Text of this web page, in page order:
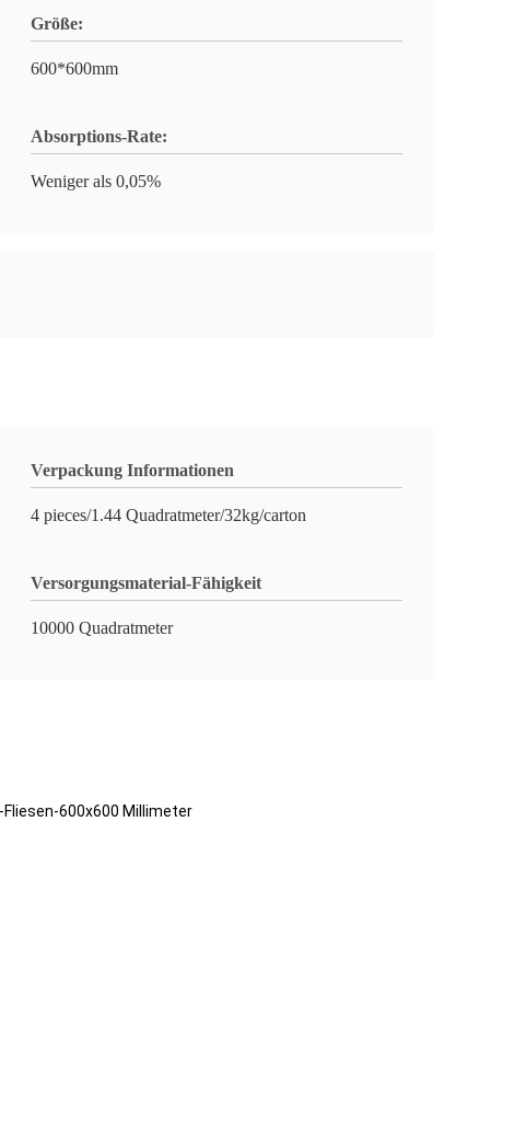
Größe:
600*600mm
Absorptions-Rate:
Weniger als 0,05%
Verpackung Informationen
4 pieces/1.44 Quadratmeter/32kg/carton
Versorgungsmaterial-Fähigkeit
10000 Quadratmeter
600x600 Millimeter